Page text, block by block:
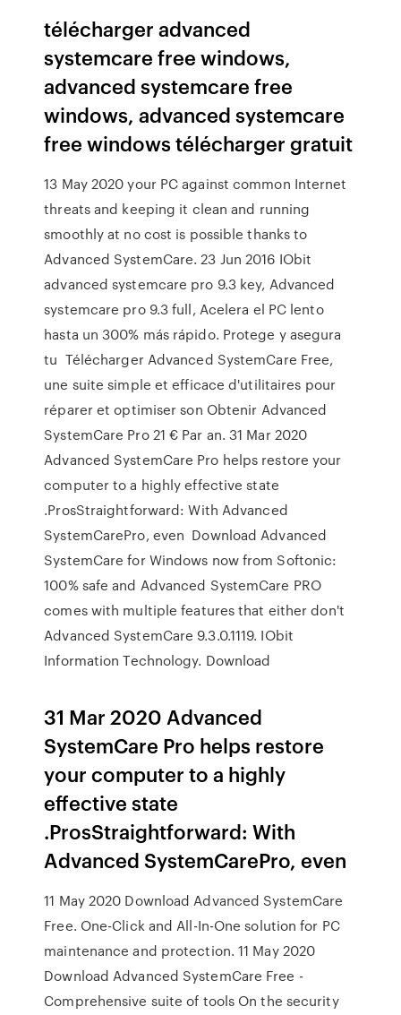
télécharger advanced
systemcare free windows,
advanced systemcare free
windows, advanced systemcare
free windows télécharger gratuit
13 May 2020 your PC against common Internet
threats and keeping it clean and running
smoothly at no cost is possible thanks to
Advanced SystemCare. 23 Jun 2016 IObit
advanced systemcare pro 9.3 key, Advanced
systemcare pro 9.3 full, Acelera el PC lento
hasta un 300% más rápido. Protege y asegura
tu Télécharger Advanced SystemCare Free,
une suite simple et efficace d'utilitaires pour
réparer et optimiser son Obtenir Advanced
SystemCare Pro 21 € Par an. 31 Mar 2020
Advanced SystemCare Pro helps restore your
computer to a highly effective state
.ProsStraightforward: With Advanced
SystemCarePro, even Download Advanced
SystemCare for Windows now from Softonic:
100% safe and Advanced SystemCare PRO
comes with multiple features that either don't
Advanced SystemCare 9.3.0.1119. IObit
Information Technology. Download
31 Mar 2020 Advanced
SystemCare Pro helps restore
your computer to a highly
effective state
.ProsStraightforward: With
Advanced SystemCarePro, even
11 May 2020 Download Advanced SystemCare
Free. One-Click and All-In-One solution for PC
maintenance and protection. 11 May 2020
Download Advanced SystemCare Free -
Comprehensive suite of tools On the security